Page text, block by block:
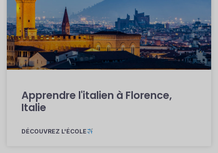
Apprendre l'italien à Florence,
Italie
DÉCOUVREZ L'ÉCOLE